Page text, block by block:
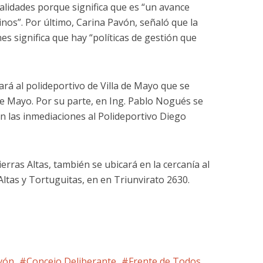
porque significa que es “un avance
Por último, Carina Pavón, señaló que la
significa que hay “políticas de gestión que
al polideportivo de Villa de Mayo que se
Mayo. Por su parte, en Ing. Pablo Nogués se
las inmediaciones al Polideportivo Diego
Altas, también se ubicará en la cercanía al
y Tortuguitas, en en Triunvirato 2630.